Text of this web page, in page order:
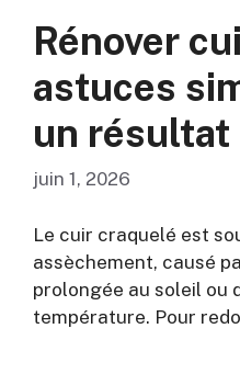
Rénover
astuces
un résultat
juin 1, 2026
Le cuir craquelé est
assèchement, causé
prolongée au soleil ou
température. Pour